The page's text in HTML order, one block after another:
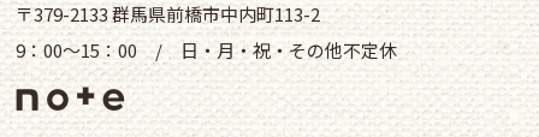
〒379-2133 群馬県前橋市中内町113-2
9：00～15：00 / 日・月・祝・その他不定休